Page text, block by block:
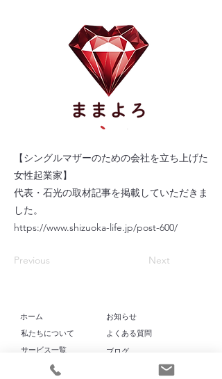
【シングルマザーのための会社を立ち上げた
女性起業家】
代表・石光の取材記事を掲載していただきま
した。
https://www.shizuoka-life.jp/post-600/
Previous Next
​ホーム
​私たちについて
​サービス一覧
代表挨拶・石光
お知らせ
よくある質問
​ブログ